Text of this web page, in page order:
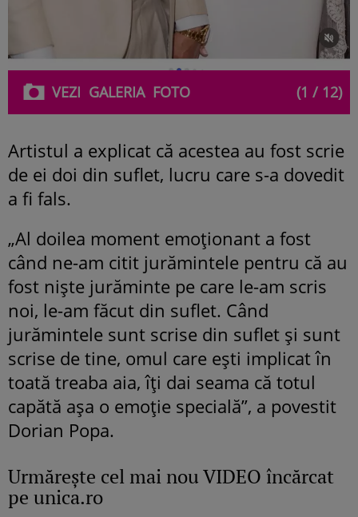
VEZI GALERIAFOTO (1 / 12)
Artistul a explicat că acestea au fost scrie
de ei doi din suflet, lucru care s-a dovedit
a fi fals.
„Al doilea moment emoționant a fost
când ne-am citit jurămintele pentru că au
fost niște jurăminte pe care le-am scris
noi, le-am făcut din suflet. Când
jurămintele sunt scrise din suflet și sunt
scrise de tine, omul care ești implicat în
toată treaba aia, îți dai seama că totul
capătă așa o emoție specială”, a povestit
Dorian Popa.
Urmăreşte cel mai nou VIDEO încărcat
pe unica.ro